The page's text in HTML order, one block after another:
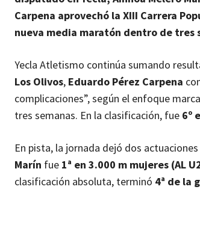
Carpena aprovechó la XIII Carrera
nueva media maratón dentro de tres
Yecla Atletismo continúa sumando
Los Olivos, Eduardo Pérez Carpena
complicaciones”, según el enfoque
tres semanas. En la clasificación, fue 6º
En pista, la jornada dejó dos
Marín fue 1ª en 3.000 m mujeres (AL
clasificación absoluta, terminó 4ª de la